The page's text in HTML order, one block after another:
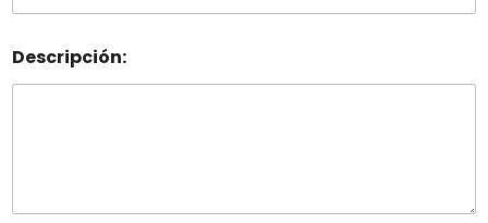
Descripción: